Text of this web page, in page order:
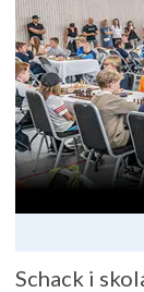
Schack i